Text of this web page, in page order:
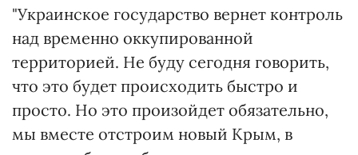
"Украинское государство вернет контроль
над временно оккупированной
территорией. Не буду сегодня говорить,
что это будет происходить быстро и
просто. Но это произойдет обязательно,
мы вместе отстроим новый Крым, в